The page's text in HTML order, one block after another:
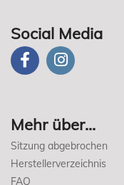
Social Media
Mehr über...
Sitzung abgebrochen
Herstellerverzeichnis
FAQ